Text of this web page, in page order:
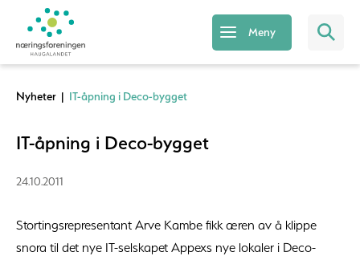
Meny
Nyheter | IT-åpning i Deco-bygget
IT-åpning i Deco-bygget
24.10.2011
Stortingsrepresentant Arve Kambe fikk æren av å klippe
snora til det nye IT-selskapet Appexs nye lokaler i Deco-